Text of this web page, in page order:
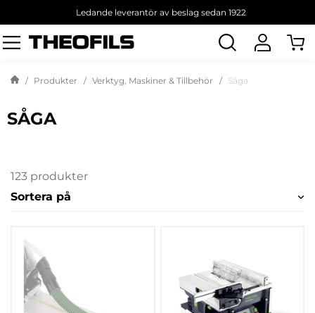
Ledande leverantör av beslag sedan 1922
Sök
produkt
Produkter Verktyg, Maskiner & Tillbehör Såga
SÅGA
123 produkter
Sortera på